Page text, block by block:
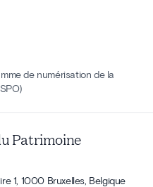
de numérisation de la
Patrimoine
1, 1000 Bruxelles, Belgique